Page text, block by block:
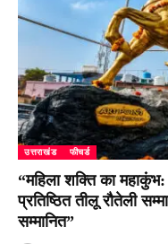
उत्तराखंड फीचर्ड
“महिला शक्ति का
प्रतिष्ठित तीलू रौतेली
सम्मानित”